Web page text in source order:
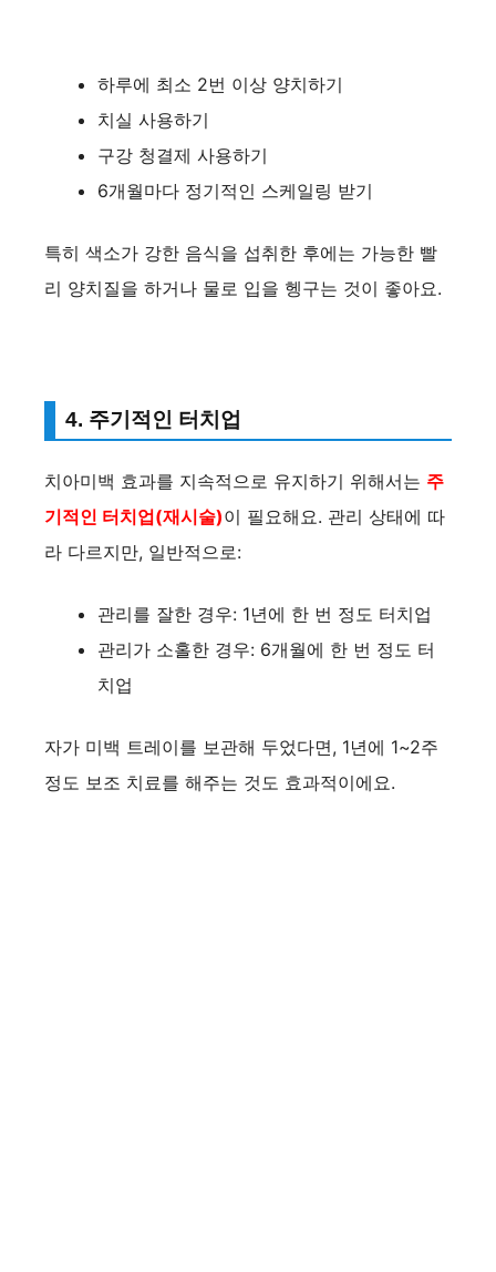
하루에 최소 2번 이상 양치하기
치실 사용하기
구강 청결제 사용하기
6개월마다 정기적인 스케일링 받기
특히 색소가 강한 음식을 섭취한 후에는 가능한 빨
리 양치질을 하거나 물로 입을 헹구는 것이 좋아요.
4. 주기적인 터치업
치아미백 효과를 지속적으로 유지하기 위해서는 주
기적인 터치업(재시술)이 필요해요. 관리 상태에 따
라 다르지만, 일반적으로:
관리를 잘한 경우: 1년에 한 번 정도 터치업
관리가 소홀한 경우: 6개월에 한 번 정도 터
치업
자가 미백 트레이를 보관해 두었다면, 1년에 1~2주
정도 보조 치료를 해주는 것도 효과적이에요.